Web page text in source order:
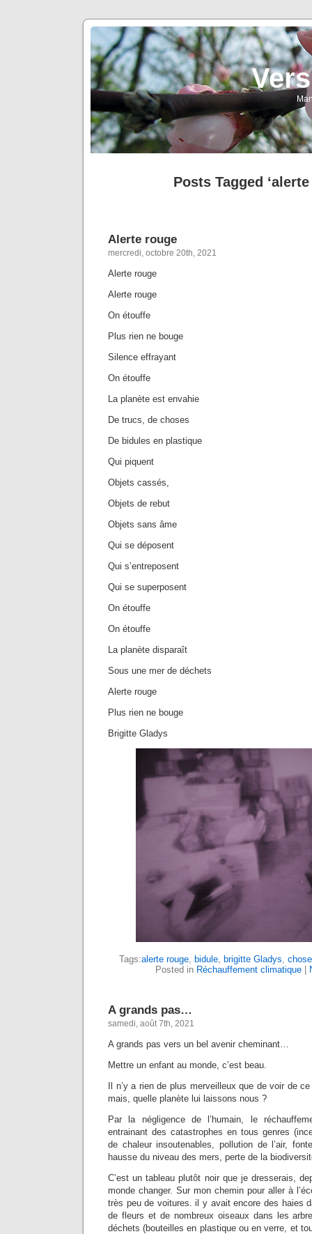
Posts Tagged ‘alerte
Alerte rouge
mercredi, octobre 20th, 2021
Alerte rouge
Alerte rouge
On étouffe
Plus rien ne bouge
Silence effrayant
On étouffe
La planète est envahie
De trucs, de choses
De bidules en plastique
Qui piquent
Objets cassés,
Objets de rebut
Objets sans âme
Qui se déposent
Qui s’entreposent
Qui se superposent
On étouffe
On étouffe
La planète disparaît
Sous une mer de déchets
Alerte rouge
Plus rien ne bouge
Brigitte Gladys
Tags:alerte rouge bidule brigitte Gladys chose
Posted in Réchauffement climatique|
A grands pas…
samedi, août 7th, 2021
A grands pas vers un bel avenir cheminant…
Mettre un enfant au monde, c’est beau.
Il n’y a rien de plus merveilleux que de voir de
mais, quelle planète lui laissons nous ?
Par la négligence de l’humain, le
entrainant des catastrophes en tous genres
de chaleur insoutenables, pollution de l’air,
hausse du niveau des mers, perte de la
C’est un tableau plutôt noir que je dresserais,
monde changer. Sur mon chemin pour aller à
très peu de voitures. il y avait encore des haies
de fleurs et de nombreux oiseaux dans les
déchets (bouteilles en plastique ou en verre, et